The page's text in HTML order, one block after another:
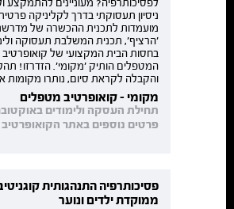
לפסיכותרפיה? מעוניינים להתמקצע
ניסיון תעסוקתי בדרך לקליניקה
מועמדות לתכנית ההכשרה של
'הרציף', תכנית המשלבת תעסוקה
בחסות הבית המקצועי של קואופרטיב
המטפלים הותיק 'מקומי'. הזדרזו!
והקבלה לקראת סיום, נותרו מקומות
מקומי - קואופרטיב מטפלים
פרטים נוספים באתר הקואופרטיב
ממוקדת ילדים ונוער